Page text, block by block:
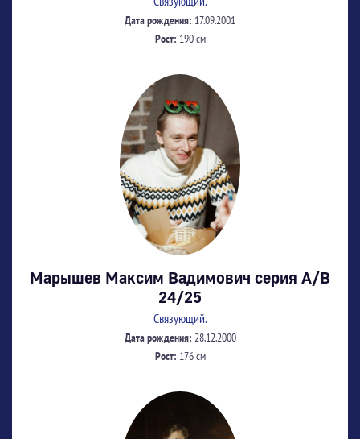
Дата рождения: 17.09.2001
Рост: 190 см
Марышев Максим Вадимович серия А/В
24/25
Связующий.
Дата рождения: 28.12.2000
Рост: 176 см